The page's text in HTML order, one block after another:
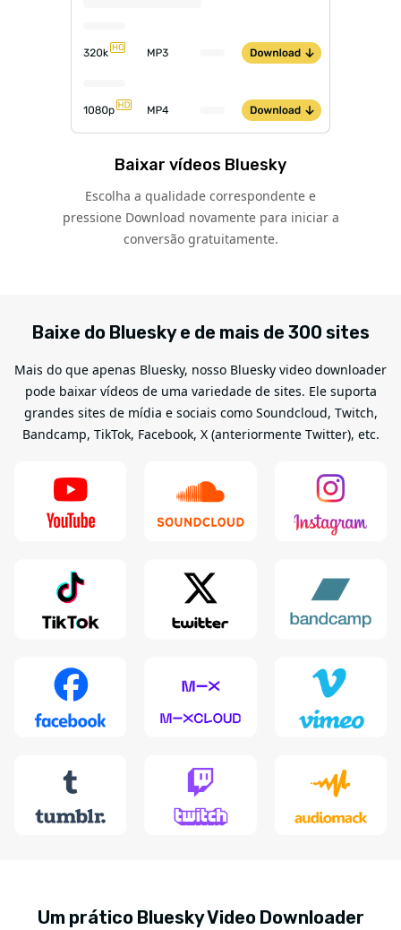
Baixar vídeos Bluesky
Escolha a qualidade correspondente e
pressione Download novamente para iniciar a
conversão gratuitamente.
Baixe do Bluesky e de mais de 300 sites
Mais do que apenas Bluesky, nosso Bluesky video downloader
pode baixar vídeos de uma variedade de sites. Ele suporta
grandes sites de mídia e sociais como Soundcloud, Twitch,
Bandcamp, TikTok, Facebook, X (anteriormente Twitter), etc.
Um prático Bluesky Video Downloader